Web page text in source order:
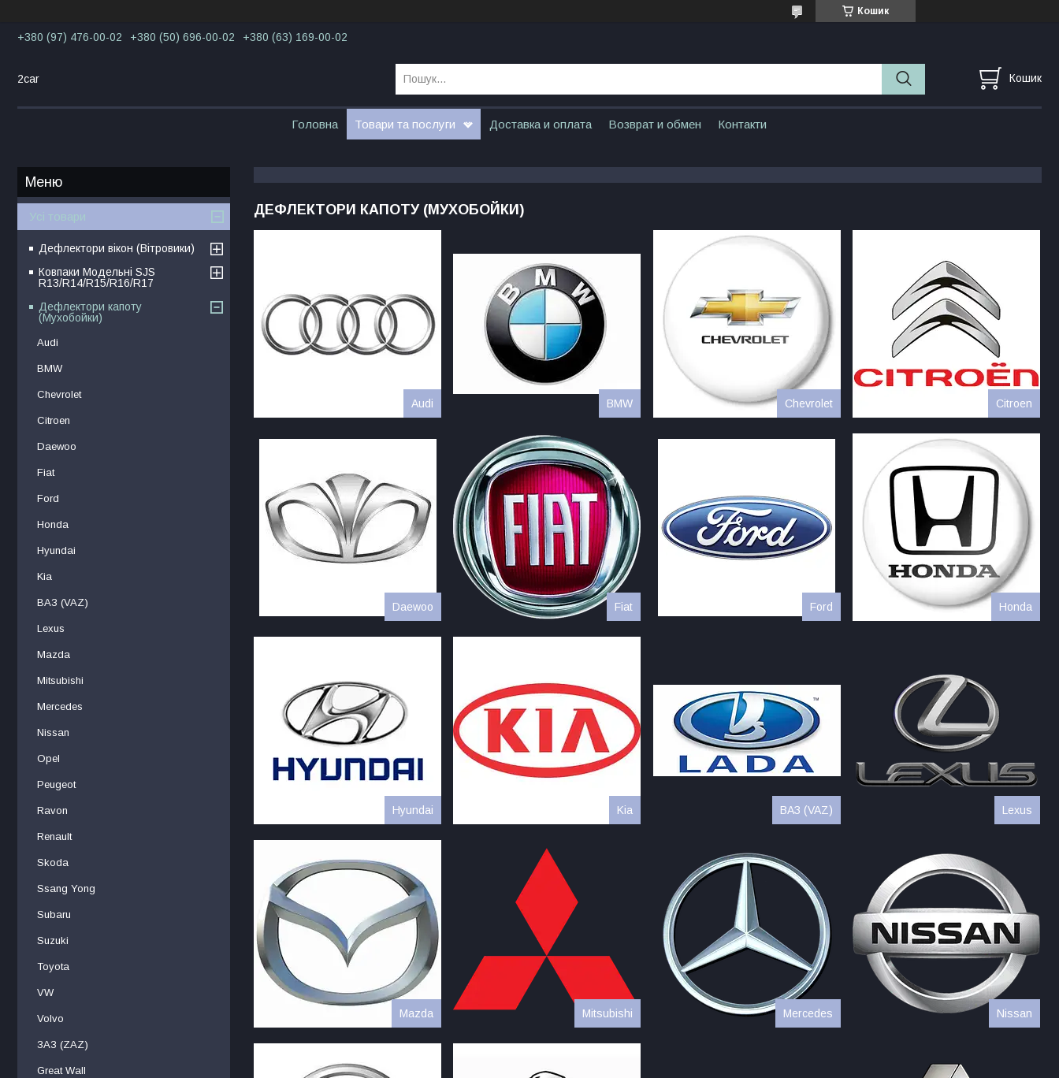
Кошик
+380 (97) 476-00-02 +380 (50) 696-00-02 +380 (63) 169-00-02
2car Кошик
Головна Товари та послуги Доставка и оплата Возврат и обмен Контакти
ДЕФЛЕКТОРИ КАПОТУ (МУХОБОЙКИ)
Audi BMW Chevrolet Citroen
Daewoo Fiat Ford Honda
Hyundai Kia ВАЗ (VAZ) Lexus
Mazda Mitsubishi Mercedes Nissan
Усі товари
Дефлектори вікон (Вітровики)
Ковпаки Модельні SJS
R13/R14/R15/R16/R17
Дефлектори капоту
(Мухобойки)
Audi
BMW
Chevrolet
Citroen
Daewoo
Fiat
Ford
Honda
Hyundai
Kia
ВАЗ (VAZ)
Lexus
Mazda
Mitsubishi
Mercedes
Nissan
Opel
Peugeot
Ravon
Renault
Skoda
Ssang Yong
Subaru
Suzuki
Toyota
VW
Volvo
ЗАЗ (ZAZ)
Great Wall